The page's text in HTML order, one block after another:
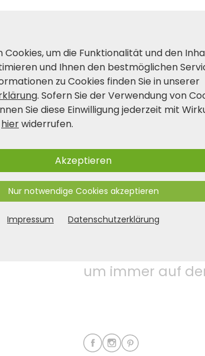
Folgen Sie uns
um immer auf
Cookies, um die Funktionalität und den
und Ihnen den bestmöglichen
zu Cookies finden Sie in unserer
. Sofern Sie der Verwendung von
Sie diese Einwilligung jederzeit mit
hierwiderrufen.
Akzeptieren
Nur notwendige Cookies akzeptieren
Impressum Datenschutzerklärung